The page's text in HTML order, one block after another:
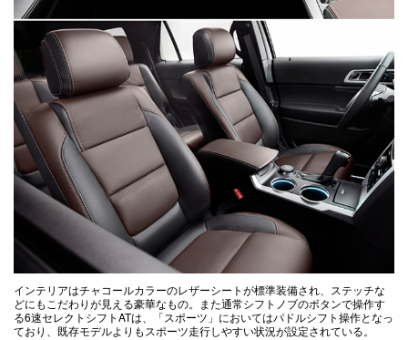
インテリアはチャコールカラーのレザーシートが標準装備され、ステッチな
どにもこだわりが見える豪華なもの。また通常シフトノブのボタンで操作す
る6速セレクトシフトATは、「スポーツ」においてはパドルシフト操作となっ
ており、既存モデルよりもスポーツ走行しやすい状況が設定されている。